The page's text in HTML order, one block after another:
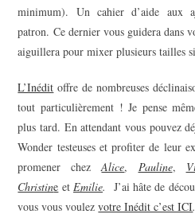
minimum). Un cahier d’aide aux
patron. Ce dernier vous guidera dans
aiguillera pour mixer plusieurs tailles
L’Inédit offre de nombreuses
tout particulièrement ! Je pense
plus tard. En attendant vous pouvez
Wonder testeuses et profiter de leur
promener chezAlice, Pauline,
Christine et Emilie. J’ai hâte de
vous vous voulezvotre Inédit c’est ICI.